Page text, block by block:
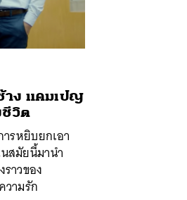
าง แคมเปญ
ชีวิต
รหยิบยกเอา
สมัยนี้มานำ
าวของ
วามรัก
ค้นหา